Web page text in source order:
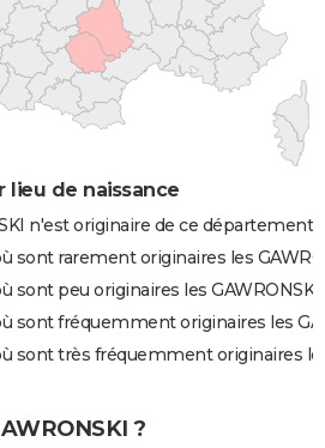
lieu de naissance
n'est originaire de ce département
sont rarement originaires les
sont peu originaires les GAWRONSKI
sont fréquemment originaires les
sont très fréquemment originaires
?